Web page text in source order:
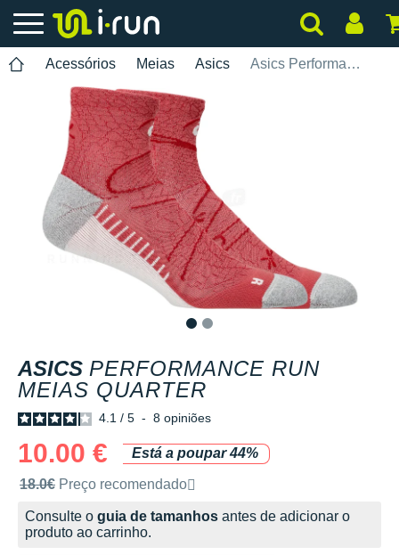
Acessórios Meias Asics Asics Performance Run Meias Quarter
ASICS PERFORMANCE RUN
MEIAS QUARTER
4.1 / 5 - 8 opiniões
10.00 €
Está a poupar 44%
Preço de venda recomendado pela marca
18.0€ Preço recomendado
Consulte o guia de tamanhos antes de adicionar o
produto ao carrinho.